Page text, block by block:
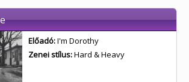
Előadó:I'm Dorothy
Zenei stílus:Hard & Heavy